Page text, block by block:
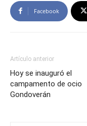
Facebook
Artículo anterior
Hoy se inauguró el
campamento de ocio
Gondoverán